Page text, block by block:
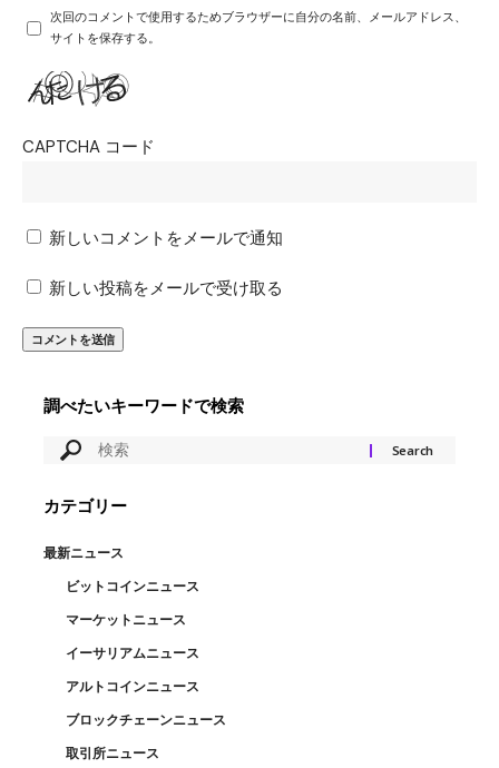
次回のコメントで使用するためブラウザーに自分の名前、メールアドレス、
サイトを保存する。
CAPTCHA コード
新しいコメントをメールで通知
新しい投稿をメールで受け取る
調べたいキーワードで検索
カテゴリー
最新ニュース
ビットコインニュース
マーケットニュース
イーサリアムニュース
アルトコインニュース
ブロックチェーンニュース
取引所ニュース